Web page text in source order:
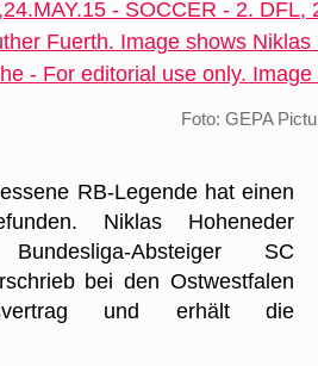
Foto: GEPA
RB-Legende hat einen
Niklas Hoheneder
Absteiger SC
bei den Ostwestfalen
und erhält die